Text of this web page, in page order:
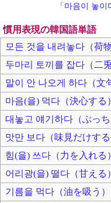
「마음이 놓
慣用表現の韓国語単語
모든 것을 내려놓다（荷
두마리 토끼를 잡다（二
말이 안 나오게 하다（文
마음(을) 먹다（決心する）
대놓고 얘기하다（ぶっち
맛만 보다（味見だけする
힘(을) 쓰다（力を入れる）
어리광(을) 떨다（甘える）
기름을 먹다（油を吸う）